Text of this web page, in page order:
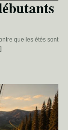
que les étés sont